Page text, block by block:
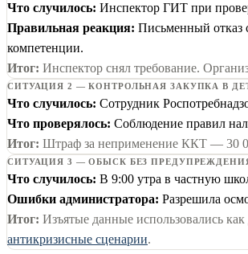
Что случилось: Инспектор ГИТ при
Правильная реакция: Письменный отказ
компетенции.
Итог: Инспектор снял требование.
СИТУАЦИЯ 2 — КОНТРОЛЬНАЯ ЗАКУПКА В
Что случилось: Сотрудник
Что проверялось: Соблюдение правил
Итог: Штраф за неприменение ККТ — 30
СИТУАЦИЯ 3 — ОБЫСК БЕЗ
Что случилось: В 9:00 утра в частную
Ошибки администратора: Разрешила
Итог: Изъятые данные использовались
антикризисные сценарии.